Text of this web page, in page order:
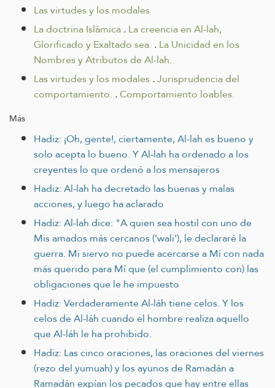
Las virtudes y los modales
La doctrina Islámica.La creencia en Al-lah,
Glorificado y Exaltado sea. .La Unicidad en los
Nombres y Atributos de Al-lah.
Las virtudes y los modales.Jurisprudencia del
comportamiento. .Comportamiento loables.
Más
Hadiz: ¡Oh, gente!, ciertamente, Al-lah es bueno y
solo acepta lo bueno. Y Al-lah ha ordenado a los
creyentes lo que ordenó a los mensajeros
Hadiz: Al-lah ha decretado las buenas y malas
acciones, y luego ha aclarado
Hadiz: Al-lah dice: "A quien sea hostil con uno de
Mis amados más cercanos ('wali'), le declararé la
guerra. Mi siervo no puede acercarse a Mí con nada
más querido para Mí que (el cumplimiento con) las
obligaciones que le he impuesto
Hadiz: Verdaderamente Al-láh tiene celos. Y los
celos de Al-láh cuando el hombre realiza aquello
que Al-láh le ha prohibido.
Hadiz: Las cinco oraciones, las oraciones del viernes
(rezo del yumuah) y los ayunos de Ramadán a
Ramadán expían los pecados que hay entre ellas